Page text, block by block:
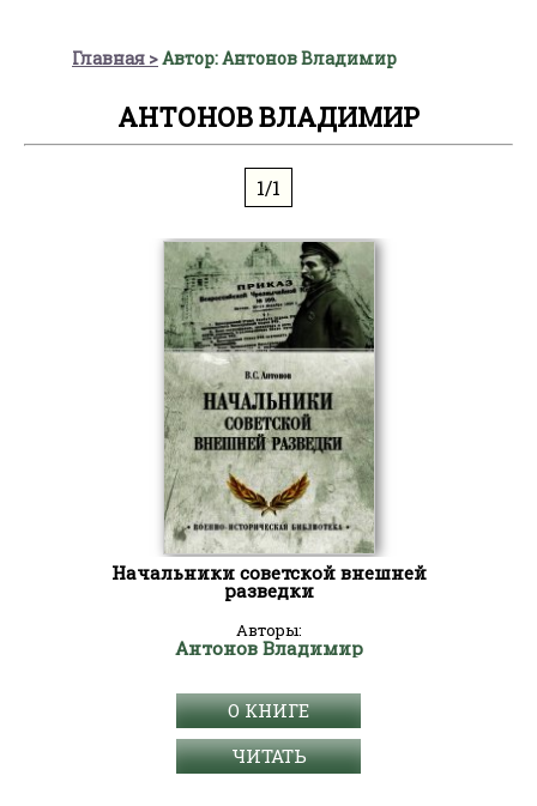
Главная Автор: Антонов Владимир
АНТОНОВ ВЛАДИМИР
1/1
Начальники советской внешней
разведки
Авторы:
Антонов Владимир
О КНИГЕ
ЧИТАТЬ